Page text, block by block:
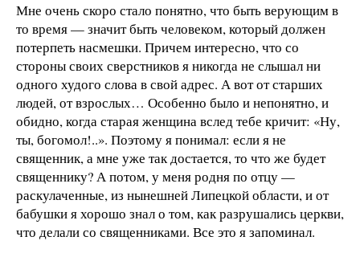
Мне очень скоро стало понятно, что быть верующим в
то время — значит быть человеком, который должен
потерпеть насмешки. Причем интересно, что со
стороны своих сверстников я никогда не слышал ни
одного худого слова в свой адрес. А вот от старших
людей, от взрослых… Особенно было и непонятно, и
обидно, когда старая женщина вслед тебе кричит: «Ну,
ты, богомол!..». Поэтому я понимал: если я не
священник, а мне уже так достается, то что же будет
священнику? А потом, у меня родня по отцу —
раскулаченные, из нынешней Липецкой области, и от
бабушки я хорошо знал о том, как разрушались церкви,
что делали со священниками. Все это я запоминал.